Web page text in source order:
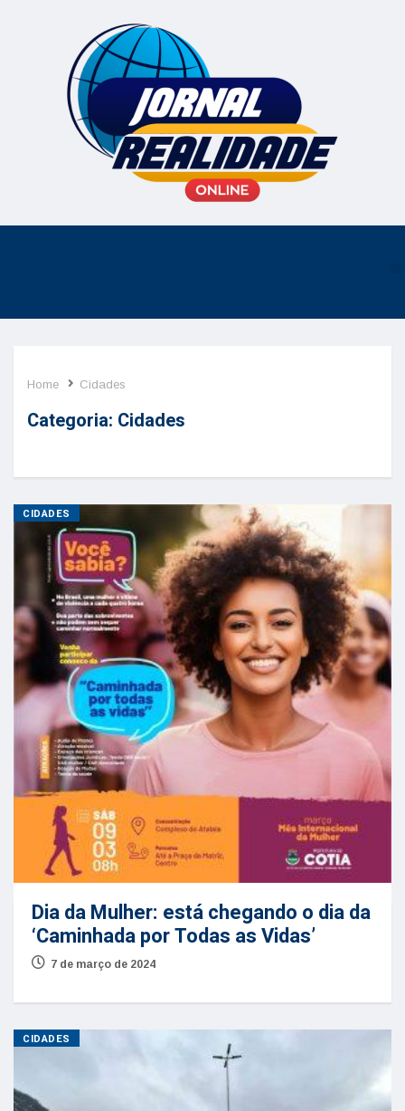
Home Cidades
Categoria: Cidades
CIDADES
Dia da Mulher: está chegando o dia da
‘Caminhada por Todas as Vidas’
7 de março de 2024
CIDADES